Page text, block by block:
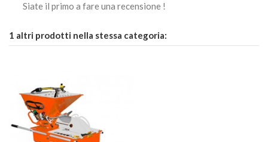
Siate il primo a fare una recensione !
1 altri prodotti nella stessa categoria: